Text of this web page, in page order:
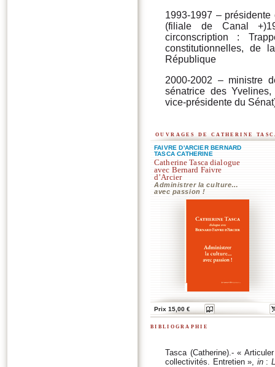
1993-1997 –
(filiale de Canal
circonscription :
constitutionnelles, de
République
2000-2002 – ministre
sénatrice des
vice-présidente du
ouvrages de catherine
FAIVRE D'ARCIER BERNARD
TASCA CATHERINE
Catherine Tasca dialogue
avec Bernard Faivre
d’Arcier
Administrer la culture…
avec passion !
Prix 15,00 €
bibliographie
Tasca (Catherine).- «
collectivités. Entretien », in: